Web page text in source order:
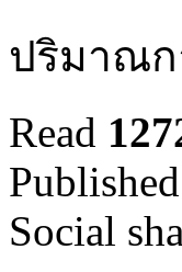
ปริมาณก
Read
Social